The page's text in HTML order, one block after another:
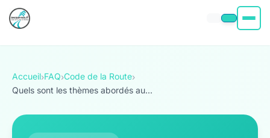
Permis voiture
Permis Bateau
Accueil›FAQ›Code de la Route›
Quels sont les thèmes abordés au...